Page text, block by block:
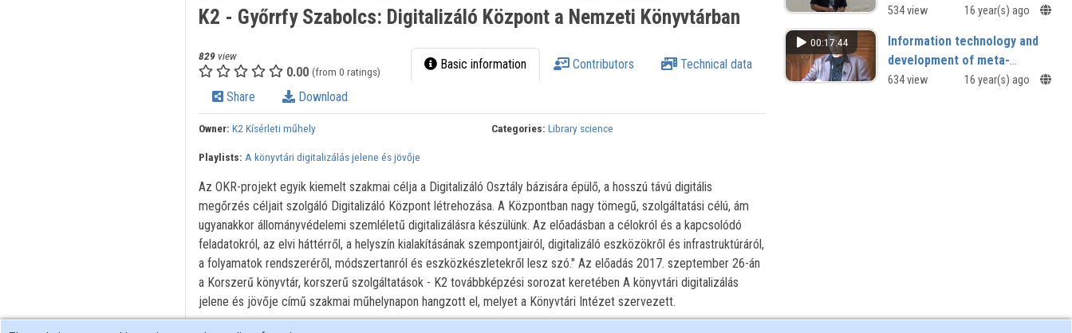
K2 - Győrrfy Szabolcs: Digitalizáló Központ a Nemzeti Könyvtárban
829view
0.00 (from 0 ratings) Basic information Contributors Technical data
Share Download
Owner: K2 Kísérleti műhely Categories: Library science
Playlists: A könyvtári digitalizálás jelene és jövője
Az OKR-projekt egyik kiemelt szakmai célja a Digitalizáló Osztály bázisára épülő, a hosszú távú digitális
megőrzés céljait szolgáló Digitalizáló Központ létrehozása. A Központban nagy tömegű, szolgáltatási célú, ám
ugyanakkor állományvédelemi szemléletű digitalizálásra készülünk. Az előadásban a célokról és a kapcsolódó
feladatokról, az elvi háttérről, a helyszín kialakításának szempontjairól, digitalizáló eszközökről és infrastruktúráról,
a folyamatok rendszeréről, módszertanról és eszközkészletekről lesz szó." Az előadás 2017. szeptember 26-án
a Korszerű könyvtár, korszerű szolgáltatások - K2 továbbképzési sorozat keretében A könyvtári digitalizálás
jelene és jövője című szakmai műhelynapon hangzott el, melyet a Könyvtári Intézet szervezett.
projektvezetésben
534 view 16 year(s) ago
00:17:44
Information technology and
development of meta-
learning environment
634 view 16 year(s) ago